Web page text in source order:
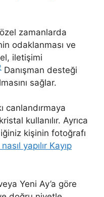
zamanlarda
odaklanması ve
iletişimi
Danışman desteği
sağlar.
canlandırmaya
kullanılır. Ayrıca
kişinin fotoğrafı
yapılır Kayıp
Yeni Ay’a göre